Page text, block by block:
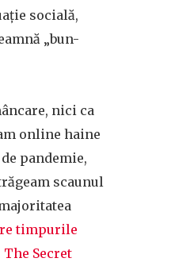
socială,
„bun-
nici ca
online haine
pandemie,
scaunul
timpurile
The Secret